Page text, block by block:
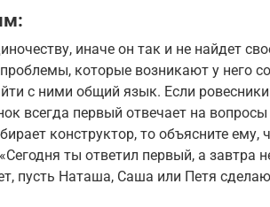
иначе он так и не найдет
которые возникают у него
с ними общий язык. Если ровесники
всегда первый отвечает на вопросы
конструктор, то объясните ему,
ты ответил первый, а завтра
пусть Наташа, Саша или Петя